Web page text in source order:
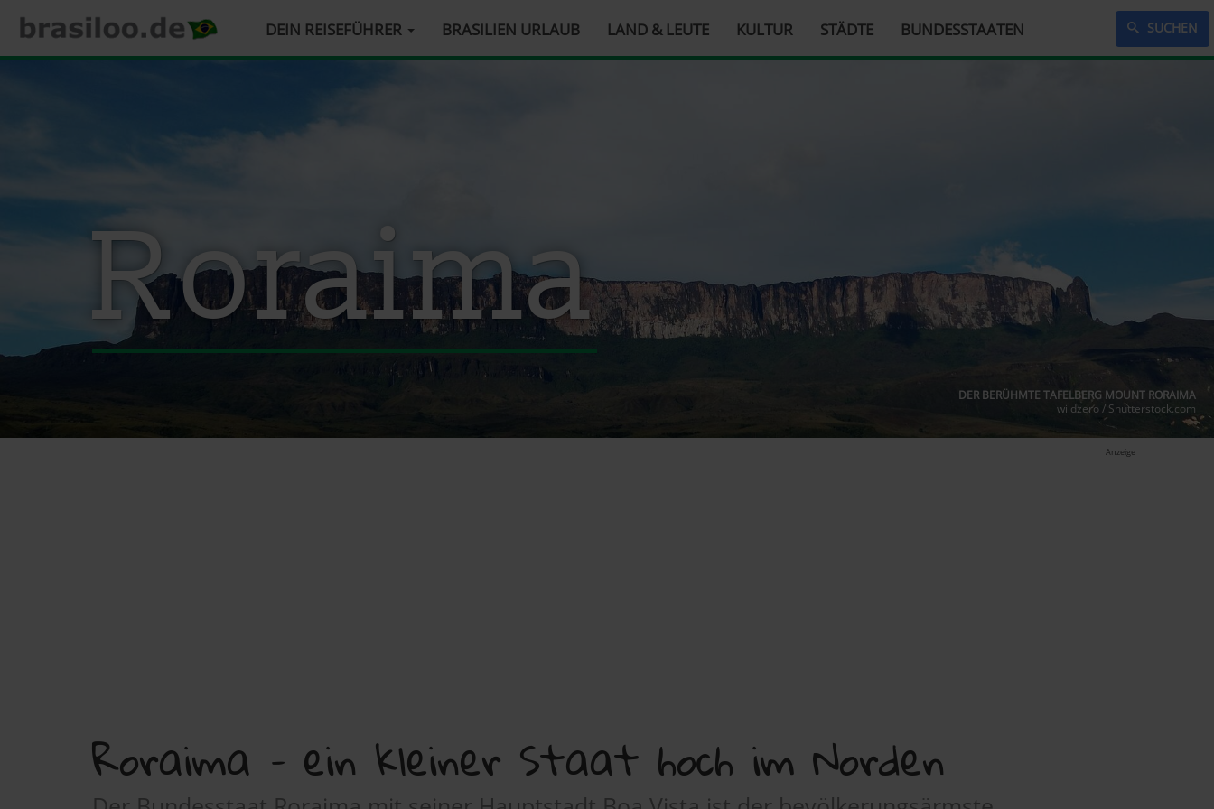
HAUPTMENÜ DEIN REISEFÜHRER BRASILIEN URLAUB LAND & LEUTE KULTUR STÄDTE BUNDESSTAATEN SUCHEN
Roraima
DER BERÜHMTE TAFELBERG MOUNT RORAIMA
wildzero / Shutterstock.com
Anzeige
Roraima – ein kleiner Staat hoch im Norden